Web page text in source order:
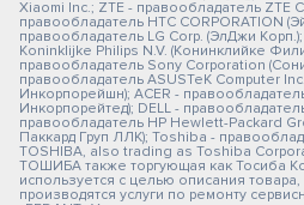
Xiaomi Inc.; ZTE - правообладатель ZTE
правообладатель HTC CORPORATION
правообладатель LG Corp. (ЭлДжи
Koninklijke Philips N.V. (Конинклийке
правообладатель Sony Corporation
правообладатель ASUSTeK Computer
Инкорпорейшн); ACER -
Инкорпорейтед); DELL -
правообладатель HP Hewlett-Packard
Паккард Груп ЛЛК); Toshiba -
TOSHIBA, also trading as Toshiba
ТОШИБА также торгующая как Тосиба
используется с целью описания
производятся услуги по ремонту